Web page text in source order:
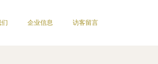
企业信息 访客留言